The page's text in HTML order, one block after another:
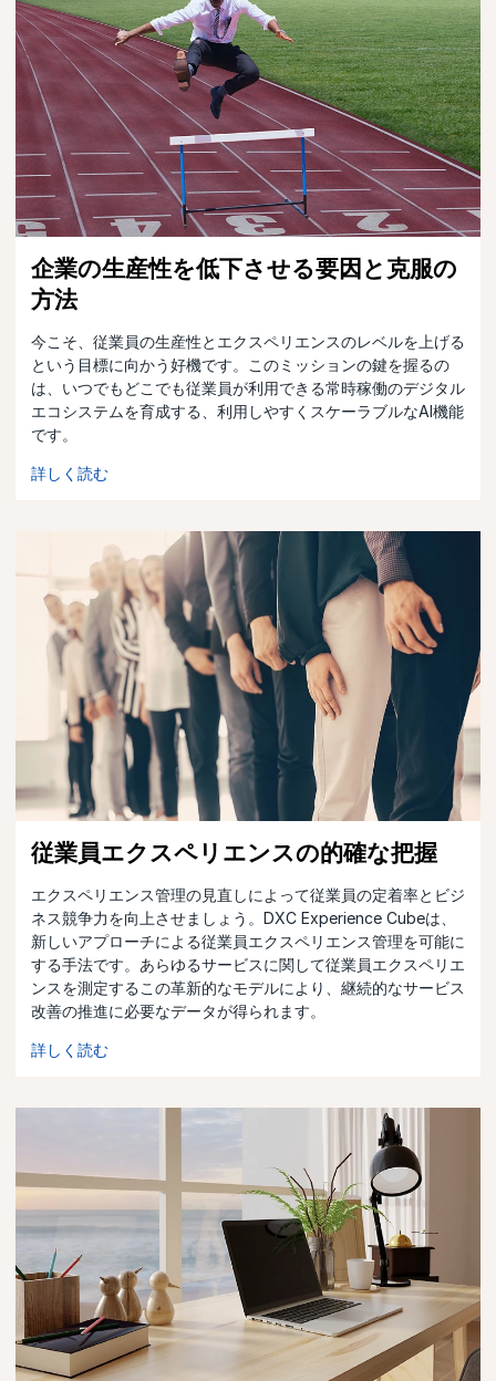
企業の生産性を低下させる要因と克服の
方法
今こそ、従業員の生産性とエクスペリエンスのレベルを上げる
という目標に向かう好機です。このミッションの鍵を握るの
は、いつでもどこでも従業員が利用できる常時稼働のデジタル
エコシステムを育成する、利用しやすくスケーラブルなAI機能
です。
詳しく読む
従業員エクスペリエンスの的確な把握
エクスペリエンス管理の見直しによって従業員の定着率とビジ
ネス競争力を向上させましょう。DXC Experience Cubeは、
新しいアプローチによる従業員エクスペリエンス管理を可能に
する手法です。あらゆるサービスに関して従業員エクスペリエ
ンスを測定するこの革新的なモデルにより、継続的なサービス
改善の推進に必要なデータが得られます。
詳しく読む